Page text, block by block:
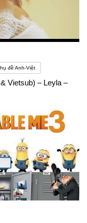
đề Anh-Việt
Vietsub) – Leyla –